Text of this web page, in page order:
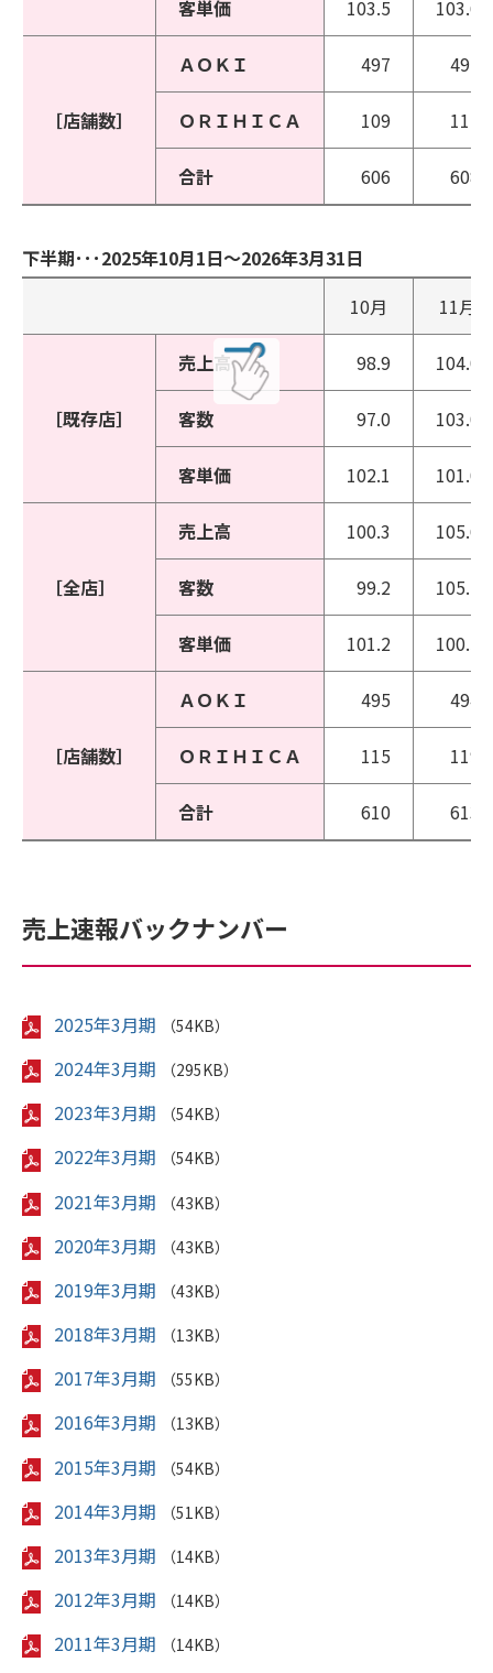
客単価 103.5 103.6
［店舗数］
ＡＯＫＩ 497 497
ＯＲＩＨＩＣＡ 109 111
合計 606 608
下半期･･･2025年10月1日～2026年3月31日
10月
11月
［既存店］
売上高 98.9 104.0
客数 97.0 103.0
客単価 102.1 101.0
［全店］
売上高 100.3 105.6
客数 99.2 105.1
客単価 101.2 100.5
［店舗数］
ＡＯＫＩ 495 494
ＯＲＩＨＩＣＡ 115 119
合計 610 613
売上速報バックナンバー
2025年3月期 （54KB）
2024年3月期 （295KB）
2023年3月期 （54KB）
2022年3月期 （54KB）
2021年3月期 （43KB）
2020年3月期 （43KB）
2019年3月期 （43KB）
2018年3月期 （13KB）
2017年3月期 （55KB）
2016年3月期 （13KB）
2015年3月期 （54KB）
2014年3月期 （51KB）
2013年3月期 （14KB）
2012年3月期 （14KB）
2011年3月期 （14KB）